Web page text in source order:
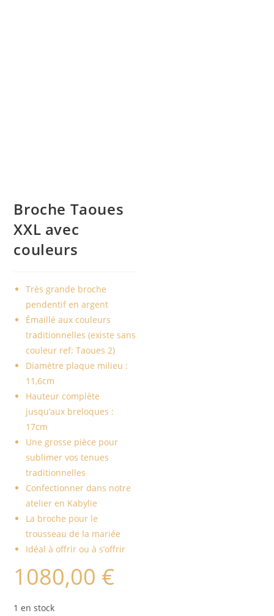
Broche Taoues
XXL avec
couleurs
Très grande broche
pendentif en argent
Émaillé aux couleurs
traditionnelles (existe sans
couleur ref: Taoues 2)
Diamètre plaque milieu :
11,6cm
Hauteur complète
jusqu’aux breloques :
17cm
Une grosse pièce pour
sublimer vos tenues
traditionnelles
Confectionner dans notre
atelier en Kabylie
La broche pour le
trousseau de la mariée
Idéal à offrir ou à s’offrir
1080,00 €
1 en stock